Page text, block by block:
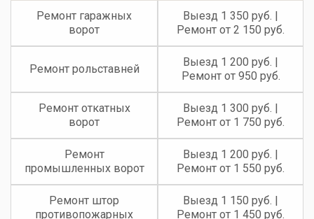
Ремонт гаражных
ворот
Выезд 1 350 руб. |
Ремонт от 2 150 руб.
Ремонт рольставней
Выезд 1 200 руб. |
Ремонт от 950 руб.
Ремонт откатных
ворот
Выезд 1 300 руб. |
Ремонт от 1 750 руб.
Ремонт
промышленных ворот
Выезд 1 200 руб. |
Ремонт от 1 550 руб.
Ремонт штор
противопожарных
Выезд 1 150 руб. |
Ремонт от 1 450 руб.